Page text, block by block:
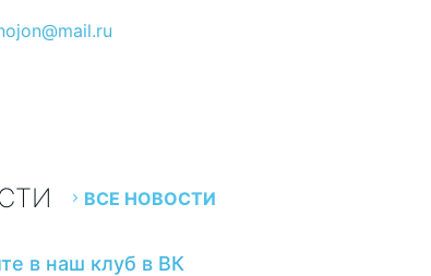
ВСЕ НОВОСТИ
в наш клуб в ВК